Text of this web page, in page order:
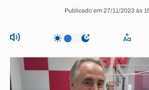
Publicado em 27/11/2023 às